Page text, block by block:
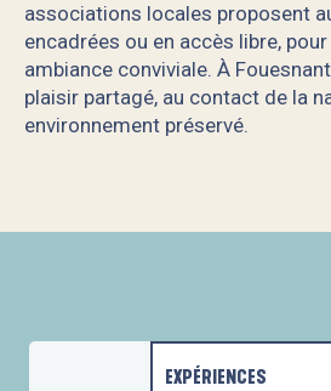
associations locales proposent
encadrées ou en accès libre,
ambiance conviviale. À
plaisir partagé, au contact de la
environnement préservé.
La Piscine de Beg-Meil
Relais Thalasso Bénodet
EXPÉRIENCES